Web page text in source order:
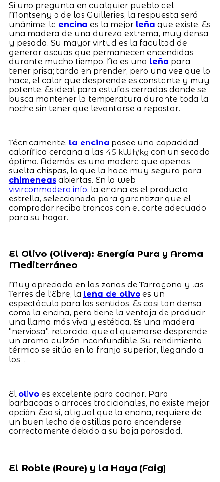
Si uno pregunta en cualquier pueblo del
Montseny o de las Guilleries, la respuesta será
unánime: la encina es la mejor leña que existe. Es
una madera de una dureza extrema, muy densa
y pesada. Su mayor virtud es la facultad de
generar ascuas que permanecen encendidas
durante mucho tiempo. No es una leña para
tener prisa; tarda en prender, pero una vez que lo
hace, el calor que desprende es constante y muy
potente. Es ideal para estufas cerradas donde se
busca mantener la temperatura durante toda la
noche sin tener que levantarse a repostar.
Técnicamente, la encina posee una capacidad
calorífica cercana a las 4.5 kWh/kg con un secado
óptimo. Además, es una madera que apenas
suelta chispas, lo que la hace muy segura para
chimeneasabiertas. En la web
vivirconmadera.info, la encina es el producto
estrella, seleccionada para garantizar que el
comprador reciba troncos con el corte adecuado
para su hogar.
El Olivo (Olivera): Energía Pura y Aroma
Mediterráneo
Muy apreciada en las zonas de Tarragona y las
Terres de l'Ebre, la leña de olivoes un
espectáculo para los sentidos. Es casi tan densa
como la encina, pero tiene la ventaja de producir
una llama más viva y estética. Es una madera
"nerviosa", retorcida, que al quemarse desprende
un aroma dulzón inconfundible. Su rendimiento
térmico se sitúa en la franja superior, llegando a
los .
El olivoes excelente para cocinar. Para
barbacoas o arroces tradicionales, no existe mejor
opción. Eso sí, al igual que la encina, requiere de
un buen lecho de astillas para encenderse
correctamente debido a su baja porosidad.
El Roble (Roure) y la Haya (Faig)